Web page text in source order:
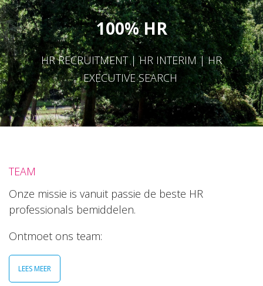
100% HR
HR RECRUITMENT | HR INTERIM | HR
EXECUTIVE SEARCH
TEAM
Onze missie is vanuit passie de beste HR
professionals bemiddelen.
Ontmoet ons team:
LEES MEER